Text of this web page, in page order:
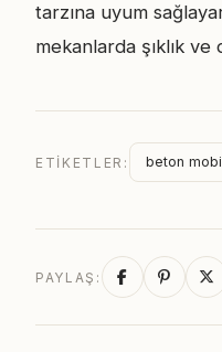
tarzına uyum
mekanlarda şıklık ve
ETIKETLER: beton
PAYLAŞ: